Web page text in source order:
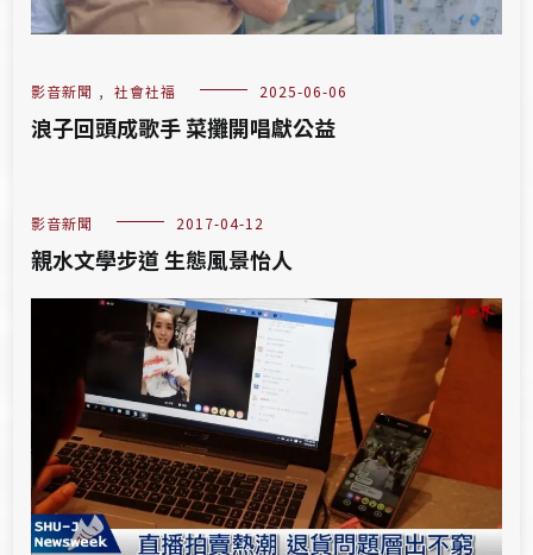
影音新聞 , 社會社福 2025-06-06
浪子回頭成歌手 菜攤開唱獻公益
影音新聞 2017-04-12
親水文學步道 生態風景怡人